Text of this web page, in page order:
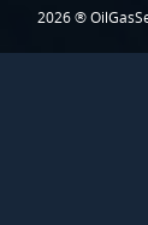
2026 ®